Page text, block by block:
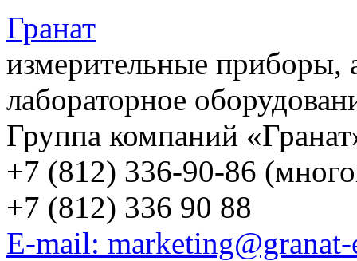
Гранат
измерительные приборы,
лабораторное
Группа компаний
+7 (812) 336-90-86
+7 (812) 336 90 88
E-mail: